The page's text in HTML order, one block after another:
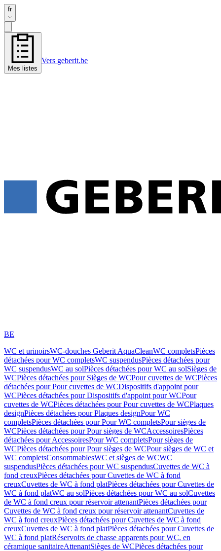
fr
Mes listes
Vers geberit.be
BE
WC et urinoirsWC-douches Geberit AquaCleanWC completsPièces
détachées pour WC completsWC suspendusPièces détachées pour
WC suspendusWC au solPièces détachées pour WC au solSièges de
WCPièces détachées pour Sièges de WCPour cuvettes de WCPièces
détachées pour Pour cuvettes de WCDispositifs d'appoint pour
WCPièces détachées pour Dispositifs d'appoint pour WCPour
cuvettes de WCPièces détachées pour Pour cuvettes de WCPlaques
designPièces détachées pour Plaques designPour WC
completsPièces détachées pour Pour WC completsPour sièges de
WCPièces détachées pour Pour sièges de WCAccessoiresPièces
détachées pour AccessoiresPour WC completsPour sièges de
WCPièces détachées pour Pour sièges de WCPour sièges de WC et
WC completsConsommablesWC et sièges de WCWC
suspendusPièces détachées pour WC suspendusCuvettes de WC à
fond creuxPièces détachées pour Cuvettes de WC à fond
creuxCuvettes de WC à fond platPièces détachées pour Cuvettes de
WC à fond platWC au solPièces détachées pour WC au solCuvettes
de WC à fond creux pour réservoir attenantPièces détachées pour
Cuvettes de WC à fond creux pour réservoir attenantCuvettes de
WC à fond creuxPièces détachées pour Cuvettes de WC à fond
creuxCuvettes de WC à fond platPièces détachées pour Cuvettes de
WC à fond platRéservoirs de chasse apparents pour WC, en
céramique sanitaireAttenantSièges de WCPièces détachées pour